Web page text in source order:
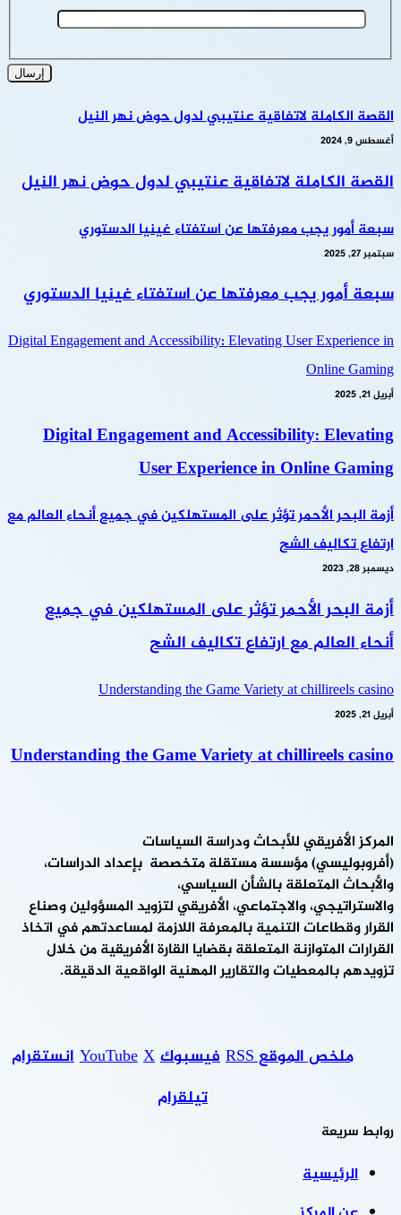
القصة الكاملة لاتفاقية عنتيبي لدول حوض نهر النيل
أغسطس 9, 2024
القصة الكاملة لاتفاقية عنتيبي لدول حوض نهر النيل
سبعة أمور يجب معرفتها عن استفتاء غينيا الدستوري
سبتمبر 27, 2025
سبعة أمور يجب معرفتها عن استفتاء غينيا الدستوري
Digital Engagement and Accessibility: Elevating User Experience in
Online Gaming
أبريل 21, 2025
Digital Engagement and Accessibility: Elevating
User Experience in Online Gaming
أزمة البحر الأحمر تؤثر على المستهلكين في جميع أنحاء العالم مع
ارتفاع تكاليف الشح
ديسمبر 28, 2023
أزمة البحر الأحمر تؤثر على المستهلكين في جميع
أنحاء العالم مع ارتفاع تكاليف الشح
Understanding the Game Variety at chillireels casino
أبريل 21, 2025
Understanding the Game Variety at chillireels casino
المركز الأفريقي للأبحاث ودراسة السياسات
(أفروبوليسي) مؤسسة مستقلة متخصصة بإعداد الدراسات،
والأبحاث المتعلقة بالشأن السياسي،
والاستراتيجي، والاجتماعي، الأفريقي لتزويد المسؤولين وصناع
القرار وقطاعات التنمية بالمعرفة اللازمة لمساعدتهم في اتخاذ
القرارات المتوازنة المتعلقة بقضايا القارة الأفريقية من خلال
تزويدهم بالمعطيات والتقارير المهنية الواقعية الدقيقة.
ملخص الموقع RSS فيسبوك ‫X
‫YouTube انستقرام
تيلقرام
روابط سريعة
الرئيسية